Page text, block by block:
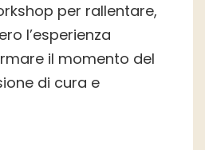
per rallentare,
l’esperienza
il momento del
di cura e